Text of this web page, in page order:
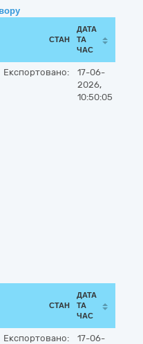
СТАН
ДАТА
ТА
ЧАС
Експортовано:
17-06-
2026,
10:50:05
СТАН
ДАТА
ТА
ЧАС
Експортовано:
17-06-